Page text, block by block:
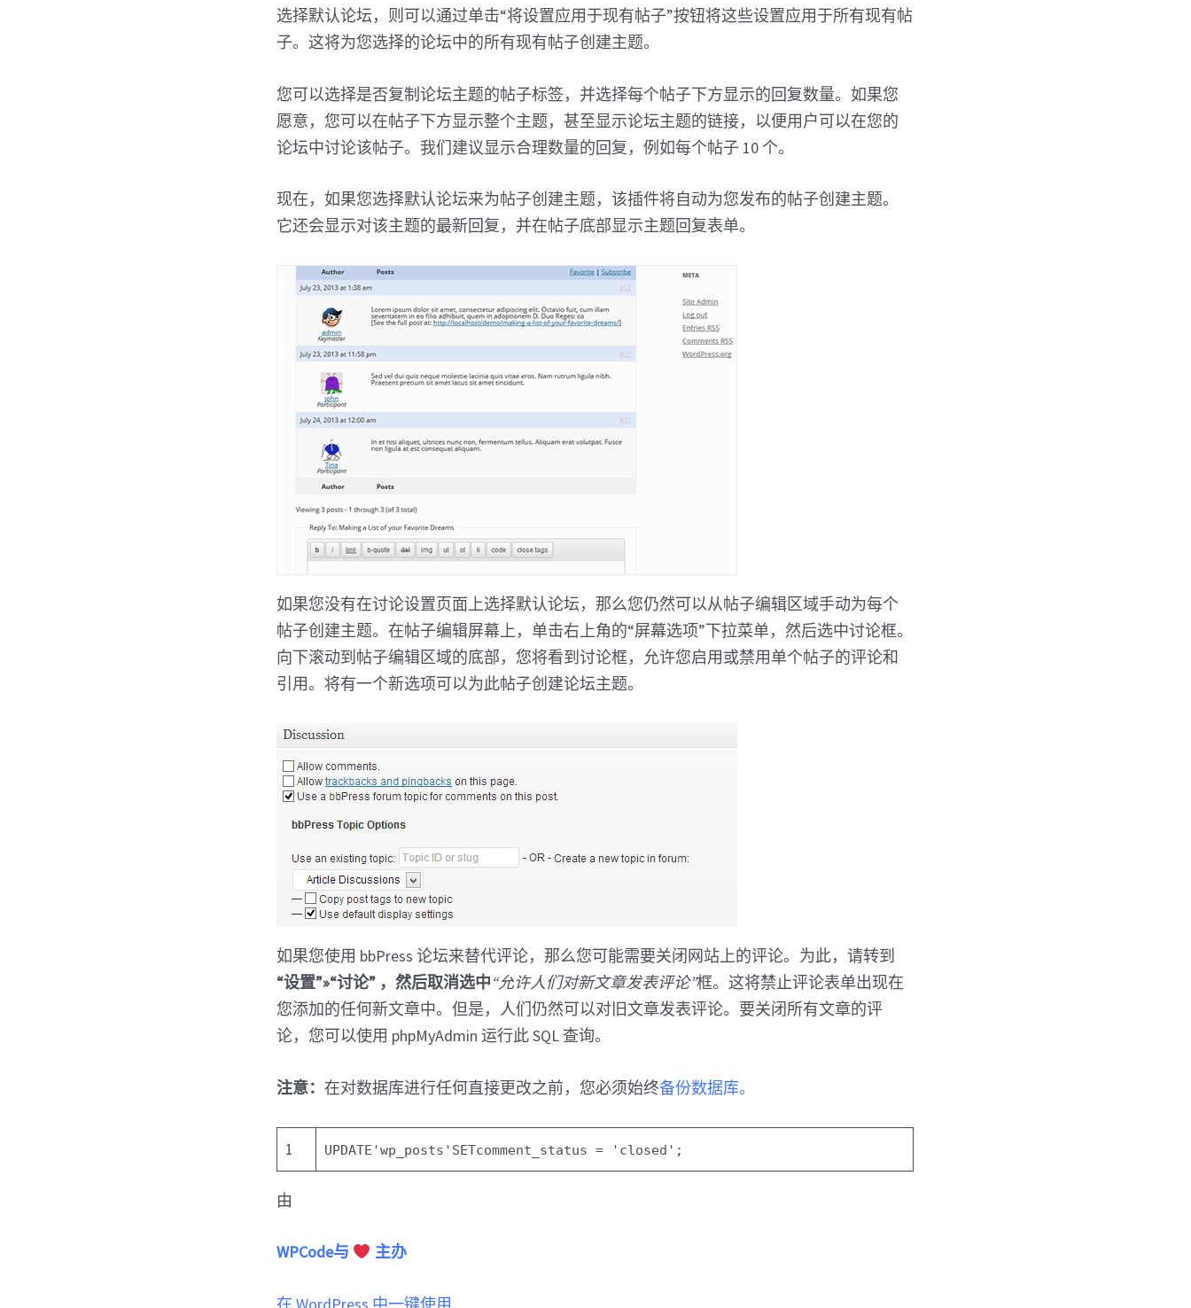
选择默认论坛，则可以通过单击“将设置应用于现有帖子”按钮将这些设置应用于所有现有帖
子。这将为您选择的论坛中的所有现有帖子创建主题。
您可以选择是否复制论坛主题的帖子标签，并选择每个帖子下方显示的回复数量。如果您
愿意，您可以在帖子下方显示整个主题，甚至显示论坛主题的链接，以便用户可以在您的
论坛中讨论该帖子。我们建议显示合理数量的回复，例如每个帖子 10 个。
现在，如果您选择默认论坛来为帖子创建主题，该插件将自动为您发布的帖子创建主题。
它还会显示对该主题的最新回复，并在帖子底部显示主题回复表单。
如果您没有在讨论设置页面上选择默认论坛，那么您仍然可以从帖子编辑区域手动为每个
帖子创建主题。在帖子编辑屏幕上，单击右上角的“屏幕选项”下拉菜单，然后选中讨论框。
向下滚动到帖子编辑区域的底部，您将看到讨论框，允许您启用或禁用单个帖子的评论和
引用。将有一个新选项可以为此帖子创建论坛主题。
如果您使用 bbPress 论坛来替代评论，那么您可能需要关闭网站上的评论。为此，请转到
“设置”»“讨论” ，然后取消选中“允许人们对新文章发表评论”框。这将禁止评论表单出现在
您添加的任何新文章中。但是，人们仍然可以对旧文章发表评论。要关闭所有文章的评
论，您可以使用 phpMyAdmin 运行此 SQL 查询。
注意：在对数据库进行任何直接更改之前，您必须始终备份数据库。
1 UPDATE 'wp_posts' SETcomment_status = 'closed' ;
由
WPCode与 主办